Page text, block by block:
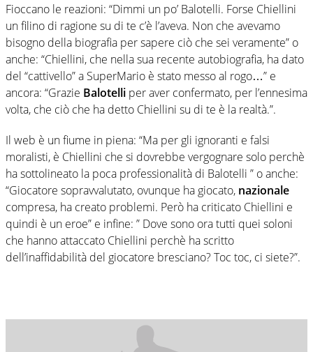
Fioccano le reazioni: “Dimmi un po’ Balotelli. Forse Chiellini
un filino di ragione su di te c’è l’aveva. Non che avevamo
bisogno della biografia per sapere ciò che sei veramente” o
anche: “Chiellini, che nella sua recente autobiografia, ha dato
del “cattivello” a SuperMario è stato messo al rogo…” e
ancora: “Grazie Balotelli per aver confermato, per l’ennesima
volta, che ciò che ha detto Chiellini su di te è la realtà.”.
Il web è un fiume in piena: “Ma per gli ignoranti e falsi
moralisti, è Chiellini che si dovrebbe vergognare solo perchè
ha sottolineato la poca professionalità di Balotelli ” o anche:
“Giocatore sopravvalutato, ovunque ha giocato, nazionale
compresa, ha creato problemi. Però ha criticato Chiellini e
quindi è un eroe” e infine: ” Dove sono ora tutti quei soloni
che hanno attaccato Chiellini perchè ha scritto
dell’inaffidabilità del giocatore bresciano? Toc toc, ci siete?”.